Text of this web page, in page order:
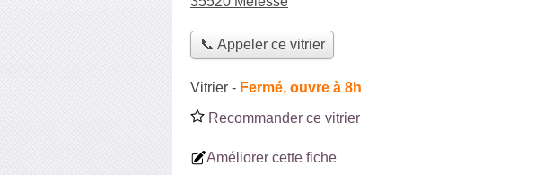
📞 Appeler ce vitrier
Vitrier - Fermé, ouvre à 8h
Recommander ce vitrier
Améliorer cette fiche